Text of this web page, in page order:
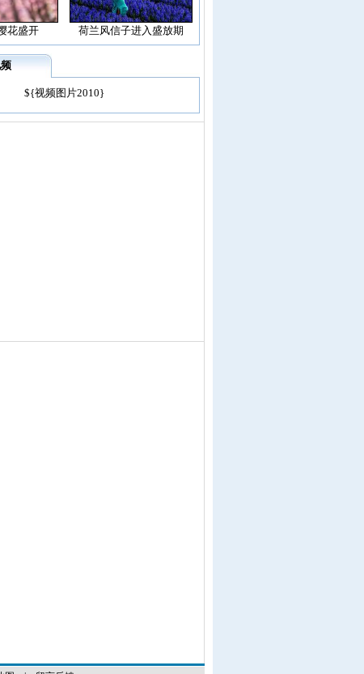
花盛开 荷兰风信子进入盛放期
${视频图片2010}